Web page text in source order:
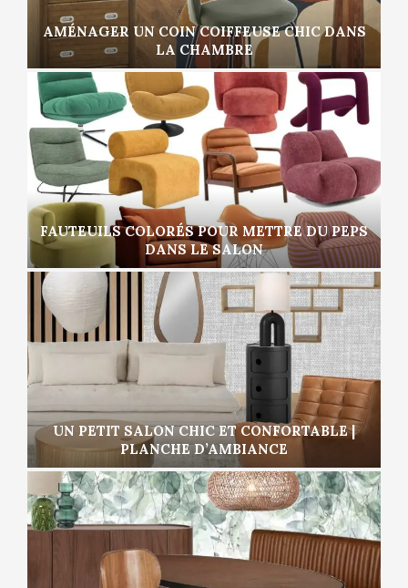
AMÉNAGER UN COIN COIFFEUSE CHIC DANS
LA CHAMBRE
FAUTEUILS COLORÉS POUR METTRE DU PEPS
DANS LE SALON
UN PETIT SALON CHIC ET CONFORTABLE |
PLANCHE D’AMBIANCE